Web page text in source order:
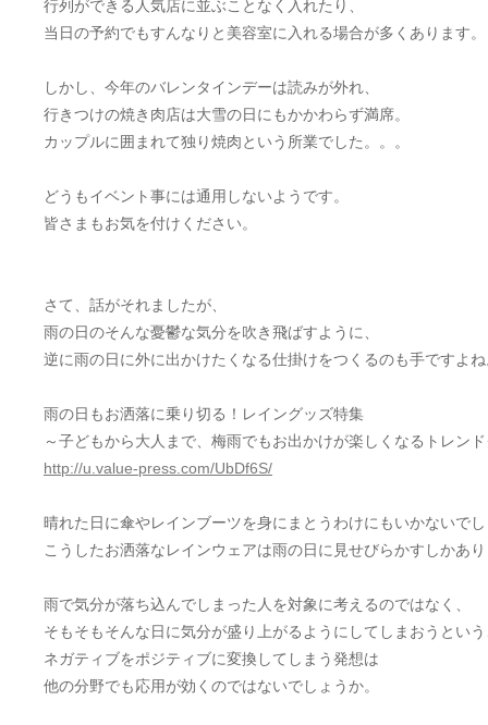
行列ができる人気店に並ぶことなく入れたり、
当日の予約でもすんなりと美容室に入れる場合が多くあります。
しかし、今年のバレンタインデーは読みが外れ、
行きつけの焼き肉店は大雪の日にもかかわらず満席。
カップルに囲まれて独り焼肉という所業でした。。。
どうもイベント事には通用しないようです。
皆さまもお気を付けください。
さて、話がそれましたが、
雨の日のそんな憂鬱な気分を吹き飛ばすように、
逆に雨の日に外に出かけたくなる仕掛けをつくるのも手ですよ
雨の日もお洒落に乗り切る！レイングッズ特集
～子どもから大人まで、梅雨でもお出かけが楽しくなるトレン
http://u.value-press.com/UbDf6S/
晴れた日に傘やレインブーツを身にまとうわけにもいかないで
こうしたお洒落なレインウェアは雨の日に見せびらかすしかあ
雨で気分が落ち込んでしまった人を対象に考えるのではなく、
そもそもそんな日に気分が盛り上がるようにしてしまおうとい
ネガティブをポジティブに変換してしまう発想は
他の分野でも応用が効くのではないでしょうか。